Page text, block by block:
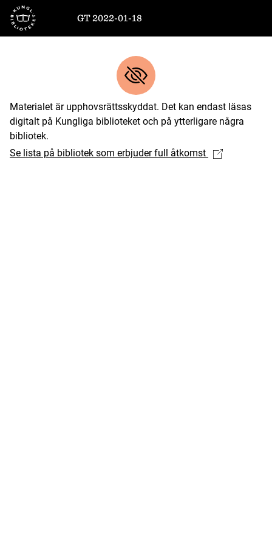
Till startsidan
GT 2022-01-18
Materialet är upphovsrättsskyddat. Det kan endast läsas
digitalt på Kungliga biblioteket och på ytterligare några
bibliotek.
Se lista på bibliotek som erbjuder full åtkomst